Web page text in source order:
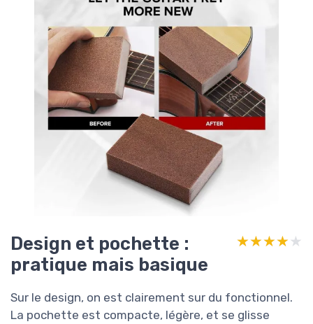
Design et pochette :
pratique mais basique
★★★★★
★★★★★
Sur le design, on est clairement sur du fonctionnel.
La pochette est compacte, légère, et se glisse